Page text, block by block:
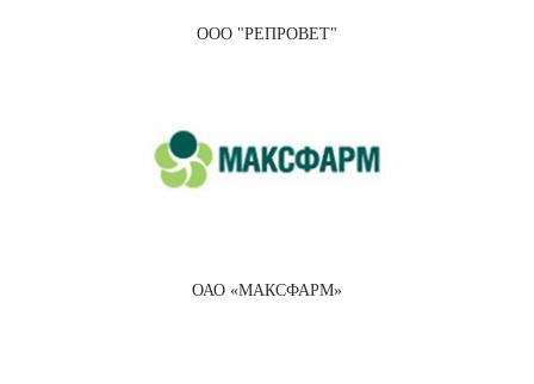
ООО "РЕПРОВЕТ"
ОАО «МАКСФАРМ»